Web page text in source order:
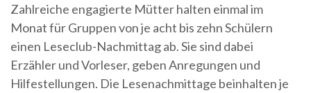
Zahlreiche engagierte Mütter halten einmal im
Monat für Gruppen von je acht bis zehn Schülern
einen Leseclub-Nachmittag ab. Sie sind dabei
Erzähler und Vorleser, geben Anregungen und
Hilfestellungen. Die Lesenachmittage beinhalten je